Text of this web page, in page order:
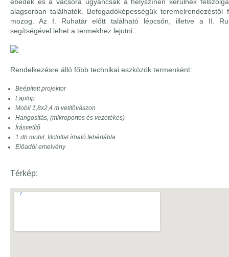
ebédek és a vacsora ugyancsak a helyszínen kerülnek
alagsorban találhatók. Befogadóképességük
mozog. Az I. Ruhatár előtt található lépcsőn, illetve a II.
segítségével lehet a termekhez lejutni.
Rendelkezésre álló főbb technikai eszközök termenként:
Beépített projektor
Laptop
Mobil 1,8x2,4 m vetítővászon
Hangosítás, (mikroportos és vezetékes)
Írásvetítő
1 db mobil, filctollal írható fehértábla
Előadói emelvény
Térkép: